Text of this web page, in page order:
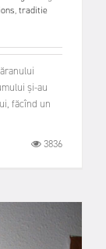
,traditie
și-au
făcînd un
3836